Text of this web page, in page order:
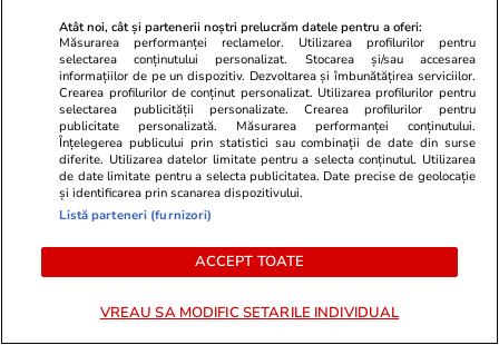
Lifestyle 10:11
O tânără a cumpărat o casă
abandonată de 65 de ani și a
început să o renoveze, în Sicilia:
„Știam că nu voi mai găsi
niciodată un loc ca acesta” |
VIDEO
Vacanțe și
Insula din
cunoscută
sau
accesibilă
Horoscop 08 aug.
Atât noi, cât și partenerii noștri prelucrăm datele pentru a oferi:
Măsurarea performanței reclamelor. Utilizarea profilurilor pentru
selectarea conținutului personalizat. Stocarea și/sau accesarea
informațiilor de pe un dispozitiv. Dezvoltarea și îmbunătățirea serviciilor.
Crearea profilurilor de conținut personalizat. Utilizarea profilurilor pentru
selectarea publicității personalizate. Crearea profilurilor pentru
publicitate personalizată. Măsurarea performanței conținutului.
Înțelegerea publicului prin statistici sau combinații de date din surse
diferite. Utilizarea datelor limitate pentru a selecta conținutul. Utilizarea
de date limitate pentru a selecta publicitatea. Date precise de geolocație
și identificarea prin scanarea dispozitivului.
Listă parteneri (furnizori)
ACCEPT TOATE
VREAU SA MODIFIC SETARILE INDIVIDUAL